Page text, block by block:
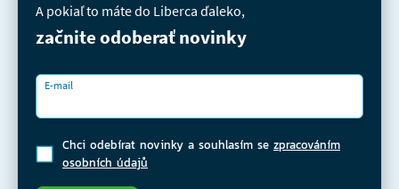
A pokiaľ to máte do Liberca ďaleko,
začnite odoberať novinky
E-mail
Chci odebírat novinky a souhlasím se zpracováním
osobních údajů